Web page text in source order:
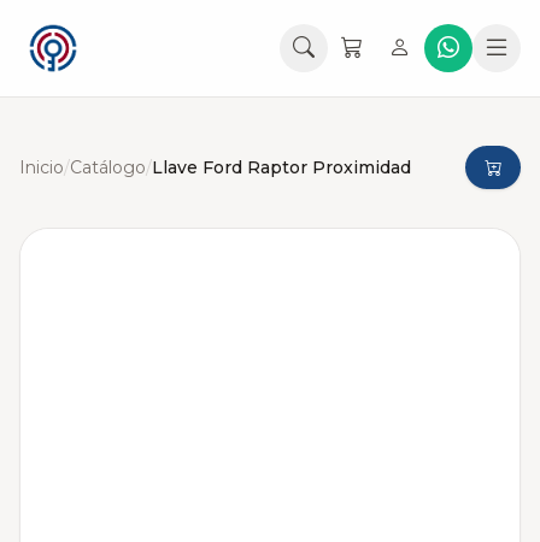
Inicio/Catálogo/Llave Ford Raptor Proximidad